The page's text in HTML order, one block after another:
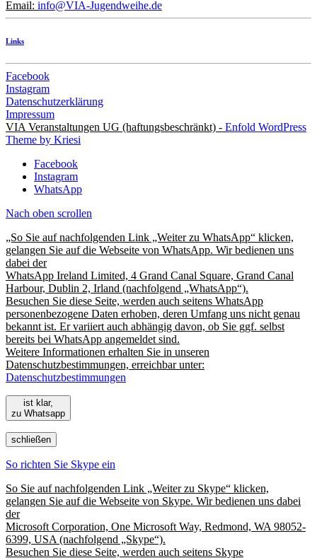
Email: info@VIA-Jugendweihe.de
Links
Facebook
Instagram
Datenschutzerklärung
Impressum
VIA Veranstaltungen UG (haftungsbeschränkt) - Enfold WordPress
Theme by Kriesi
Facebook
Instagram
WhatsApp
Nach oben scrollen
„So Sie auf nachfolgenden Link „Weiter zu WhatsApp“ klicken,
gelangen Sie auf die Webseite von WhatsApp. Wir bedienen uns
dabei der
WhatsApp Ireland Limited, 4 Grand Canal Square, Grand Canal
Harbour, Dublin 2, Irland (nachfolgend „WhatsApp“).
Besuchen Sie diese Seite, werden auch seitens WhatsApp
personenbezogene Daten erhoben, deren Umfang uns nicht genau
bekannt ist. Er variiert auch abhängig davon, ob Sie ggf. selbst
bereits bei WhatsApp angemeldet sind.
Weitere Informationen erhalten Sie in unseren
Datenschutzbestimmungen, erreichbar unter:
Datenschutzbestimmungen
ist klar,
zu Whatsapp
schließen
So richten Sie Skype ein
So Sie auf nachfolgenden Link „Weiter zu Skype“ klicken,
gelangen Sie auf die Webseite von Skype. Wir bedienen uns dabei
der
Microsoft Corporation, One Microsoft Way, Redmond, WA 98052-
6399, USA (nachfolgend „Skype“).
Besuchen Sie diese Seite, werden auch seitens Skype